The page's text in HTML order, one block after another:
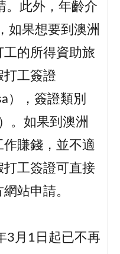
。此外，年齡介
如果想要到澳洲
的所得資助旅
打工簽證
），簽證類別
。如果到澳洲
賺錢，並不適
打工簽證可直接
站申請。
3月1日起已不再